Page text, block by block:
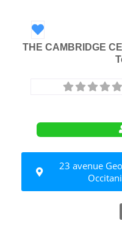
Favori
THE CAMBRIDGE
23 avenue